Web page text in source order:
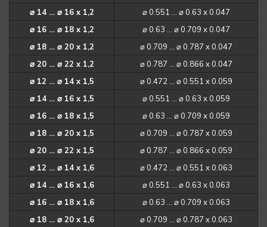
⌀ 14 … ⌀ 16 x 1,2
⌀ 0.551 … ⌀ 0.63 x 0.047
⌀ 16 … ⌀ 18 x 1,2
⌀ 0.63 … ⌀ 0.709 x 0.047
⌀ 18 … ⌀ 20 x 1,2
⌀ 0.709 … ⌀ 0.787 x 0.047
⌀ 20 … ⌀ 22 x 1,2
⌀ 0.787 … ⌀ 0.866 x 0.047
⌀ 12 … ⌀ 14 x 1,5
⌀ 0.472 … ⌀ 0.551 x 0.059
⌀ 14 … ⌀ 16 x 1,5
⌀ 0.551 … ⌀ 0.63 x 0.059
⌀ 16 … ⌀ 18 x 1,5
⌀ 0.63 … ⌀ 0.709 x 0.059
⌀ 18 … ⌀ 20 x 1,5
⌀ 0.709 … ⌀ 0.787 x 0.059
⌀ 20 … ⌀ 22 x 1,5
⌀ 0.787 … ⌀ 0.866 x 0.059
⌀ 12 … ⌀ 14 x 1,6
⌀ 0.472 … ⌀ 0.551 x 0.063
⌀ 14 … ⌀ 16 x 1,6
⌀ 0.551 … ⌀ 0.63 x 0.063
⌀ 16 … ⌀ 18 x 1,6
⌀ 0.63 … ⌀ 0.709 x 0.063
⌀ 18 … ⌀ 20 x 1,6
⌀ 0.709 … ⌀ 0.787 x 0.063